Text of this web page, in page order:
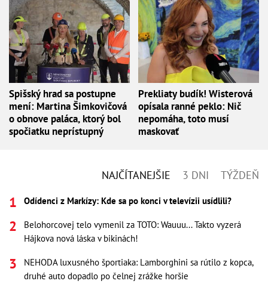
Spišský hrad sa postupne
mení: Martina Šimkovičová
o obnove paláca, ktorý bol
spočiatku neprístupný
Prekliaty budík! Wisterová
opísala ranné peklo: Nič
nepomáha, toto musí
maskovať
NAJČÍTANEJŠIE 3 DNI TÝŽDEŇ
Odídenci z Markízy: Kde sa po konci v televízii usídlili?
Belohorcovej telo vymenil za TOTO: Wauuu... Takto vyzerá
Hájkova nová láska v bikinách!
NEHODA luxusného športiaka: Lamborghini sa rútilo z kopca,
druhé auto dopadlo po čelnej zrážke horšie